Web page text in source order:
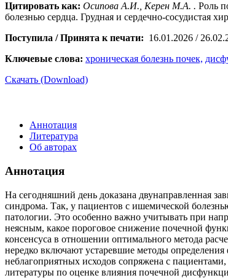
Цитировать как: Осипова А.И., Керен М.А. . Роль
болезнью сердца. Грудная и сердечно-сосудистая
Поступила / Принята к печати: 16.01.2026 /
Ключевые слова: хроническая болезнь почек,
Скачать (Download)
Аннотация
Литература
Об авторах
Аннотация
На сегодняшний день доказана двунаправленная
синдрома. Так, у пациентов с ишемической
патологии. Это особенно важно учитывать при
неясным, какое пороговое снижение почечной
консенсуса в отношении оптимального метода
нередко включают устаревшие методы
неблагоприятных исходов сопряжена с
литературы по оценке влияния почечной